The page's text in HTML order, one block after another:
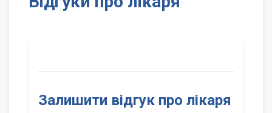
Залишити відгук про лікаря